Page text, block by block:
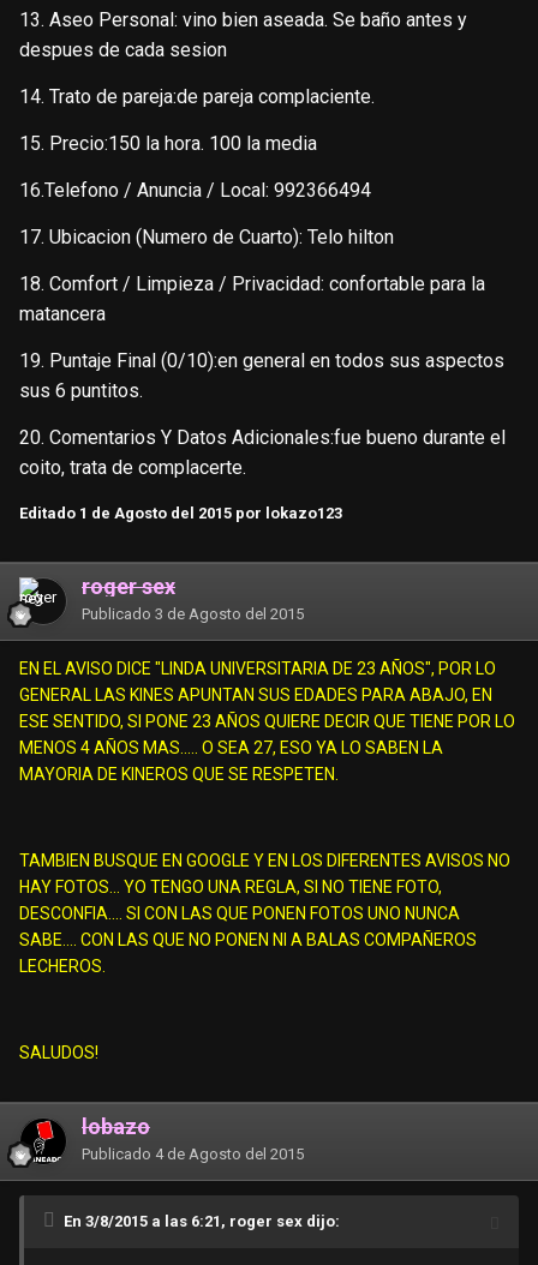
13. Aseo Personal: vino bien aseada. Se baño antes y
despues de cada sesion
14. Trato de pareja:de pareja complaciente.
15. Precio:150 la hora. 100 la media
16.Telefono / Anuncia / Local: 992366494
17. Ubicacion (Numero de Cuarto): Telo hilton
18. Comfort / Limpieza / Privacidad: confortable para la
matancera
19. Puntaje Final (0/10):en general en todos sus aspectos
sus 6 puntitos.
20. Comentarios Y Datos Adicionales:fue bueno durante el
coito, trata de complacerte.
Editado 1 de Agosto del 2015 por lokazo123
roger sex
Publicado 3 de Agosto del 2015
EN EL AVISO DICE "LINDA UNIVERSITARIA DE 23 AÑOS", POR LO
GENERAL LAS KINES APUNTAN SUS EDADES PARA ABAJO, EN
ESE SENTIDO, SI PONE 23 AÑOS QUIERE DECIR QUE TIENE POR LO
MENOS 4 AÑOS MAS..... O SEA 27, ESO YA LO SABEN LA
MAYORIA DE KINEROS QUE SE RESPETEN.
TAMBIEN BUSQUE EN GOOGLE Y EN LOS DIFERENTES AVISOS NO
HAY FOTOS... YO TENGO UNA REGLA, SI NO TIENE FOTO,
DESCONFIA.... SI CON LAS QUE PONEN FOTOS UNO NUNCA
SABE.... CON LAS QUE NO PONEN NI A BALAS COMPAÑEROS
LECHEROS.
SALUDOS!
lobazo
Publicado 4 de Agosto del 2015
En 3/8/2015 a las 6:21, roger sex dijo: